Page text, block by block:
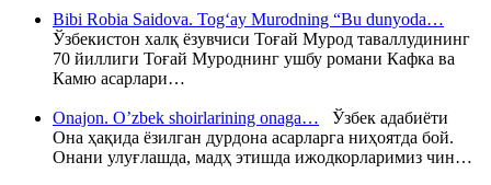
Bibi Robia Saidova. Tog‘ay Murodning “Bu dunyoda…
Ўзбекистон халқ ёзувчиси Тоғай Мурод таваллудининг
70 йиллиги Тоғай Муроднинг ушбу романи Кафка ва
Камю асарлари…
Onajon. O’zbek shoirlarining onaga… Ўзбек адабиёти
Она ҳақида ёзилган дурдона асарларга ниҳоятда бой.
Онани улуғлашда, мадҳ этишда ижодкорларимиз чин…